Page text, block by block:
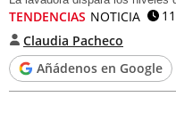
TENDENCIAS NOTICIA
Claudia Pacheco
Añádenos en Google